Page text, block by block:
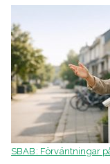
SBAB: Förväntningar